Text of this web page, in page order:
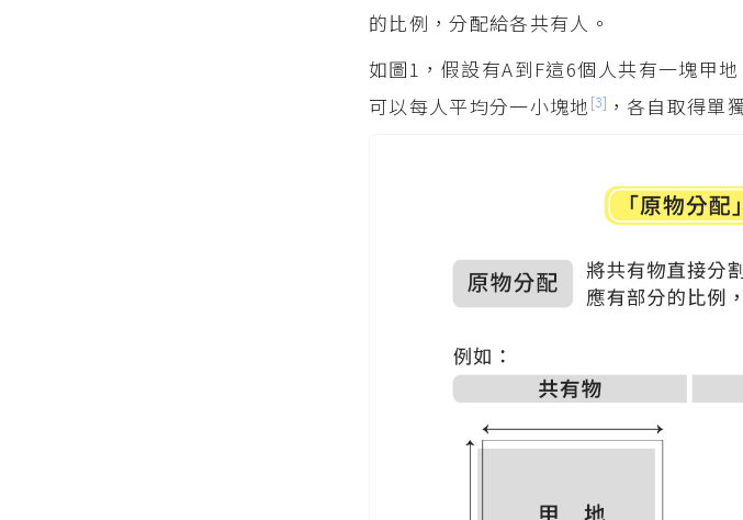
的比例，分配給各共有人。
如圖1，假設有A到F這6個人共有一塊甲
可以每人平均分一小塊地 [3] ，各自取得單